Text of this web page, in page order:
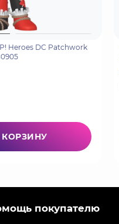
Heroes DC Patchwork
КОРЗИНУ
покупателю